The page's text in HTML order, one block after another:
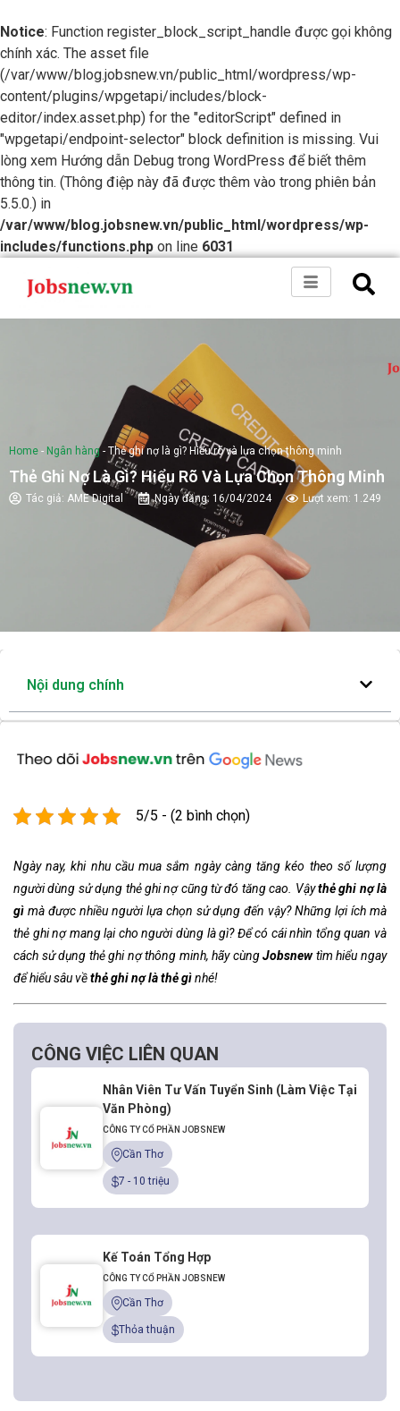
Notice: Function register_block_script_handle được gọi không
chính xác. The asset file
(/var/www/blog.jobsnew.vn/public_html/wordpress/wp-
content/plugins/wpgetapi/includes/block-
editor/index.asset.php) for the "editorScript" defined in
"wpgetapi/endpoint-selector" block definition is missing. Vui
lòng xem Hướng dẫn Debug trong WordPress để biết thêm
thông tin. (Thông điệp này đã được thêm vào trong phiên bản
5.5.0.) in
/var/www/blog.jobsnew.vn/public_html/wordpress/wp-
includes/functions.php on line 6031
Home - Ngân hàng - Thẻ ghi nợ là gì? Hiểu rõ và lựa chọn thông minh
Thẻ Ghi Nợ Là Gì? Hiểu Rõ Và Lựa Chọn Thông Minh
Tác giả: AME Digital Ngày đăng: 16/04/2024 Lượt xem: 1.249
5/5 - (2 bình chọn)
Ngày nay, khi nhu cầu mua sắm ngày càng tăng kéo theo số lượng
người dùng sử dụng thẻ ghi nợ cũng từ đó tăng cao. Vậythẻ ghi nợ là
gì mà được nhiều người lựa chọn sử dụng đến vậy? Những lợi ích mà
thẻ ghi nợ mang lại cho người dùng là gì? Để có cái nhìn tổng quan và
cách sử dụng thẻ ghi nợ thông minh, hãy cùngJobsnewtìm hiểu ngay
để hiểu sâu vềthẻ ghi nợ là thẻ gìnhé!
CÔNG VIỆC LIÊN QUAN
Nhân Viên Tư Vấn Tuyển Sinh (Làm Việc Tại
Văn Phòng)
CÔNG TY CỔ PHẦN JOBSNEW
Cần Thơ
7 - 10 triệu
Kế Toán Tổng Hợp
CÔNG TY CỔ PHẦN JOBSNEW
Cần Thơ
Thỏa thuận
Nội dung chính